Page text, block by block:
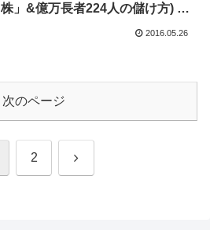
株」&億万長者224人の儲け方) 』
2016.05.26
次のページ
2 次